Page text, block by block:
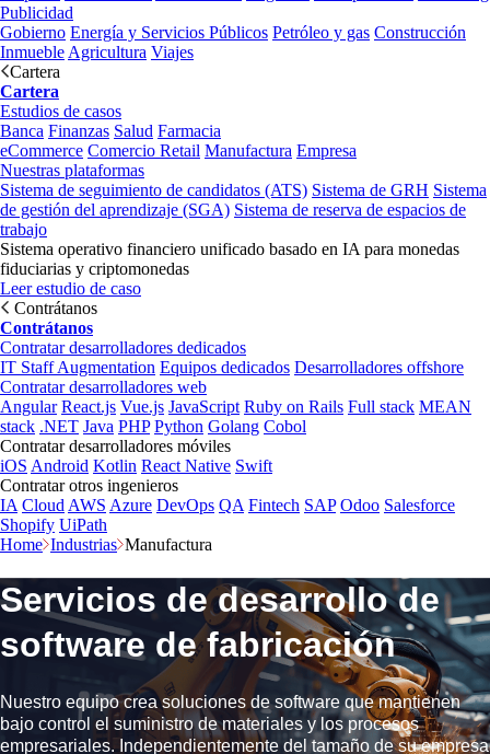
Publicidad
Gobierno Energía y Servicios Públicos Petróleo y gas Construcción
Inmueble Agricultura Viajes
Cartera
Cartera
Estudios de casos
Banca Finanzas Salud Farmacia
eCommerce Comercio Retail Manufactura Empresa
Nuestras plataformas
Sistema de seguimiento de candidatos (ATS) Sistema de GRH Sistema
de gestión del aprendizaje (SGA) Sistema de reserva de espacios de
trabajo
Sistema operativo financiero unificado basado en IA para monedas
fiduciarias y criptomonedas
Leer estudio de caso
Contrátanos
Contrátanos
Contratar desarrolladores dedicados
IT Staff Augmentation Equipos dedicados Desarrolladores offshore
Contratar desarrolladores web
Angular React.js Vue.js JavaScript Ruby on Rails Full stack MEAN
stack .NET Java PHP Python Golang Cobol
Contratar desarrolladores móviles
iOS Android Kotlin React Native Swift
Contratar otros ingenieros
IA Cloud AWS Azure DevOps QA Fintech SAP Odoo Salesforce
Shopify UiPath
Home Industrias Manufactura
Servicios de desarrollo de
software de fabricación
Nuestro equipo crea soluciones de software que mantienen
bajo control el suministro de materiales y los procesos
empresariales. Independientemente del tamaño de su empresa